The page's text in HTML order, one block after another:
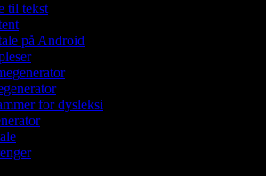
til tekst
på Android
for dysleksi